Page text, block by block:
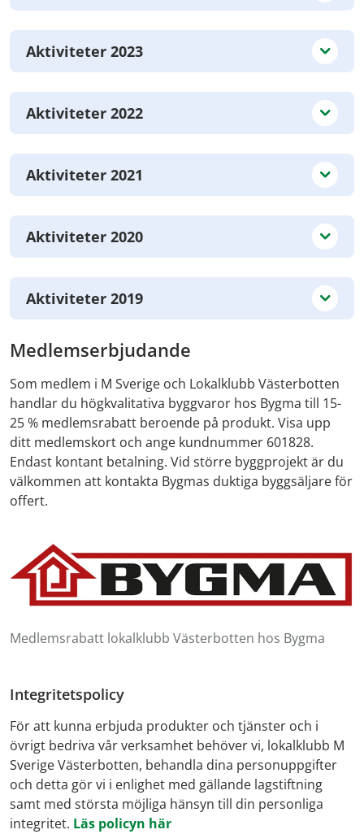
Aktiviteter 2023
Aktiviteter 2022
Aktiviteter 2021
Aktiviteter 2020
Aktiviteter 2019
Medlemserbjudande
Som medlem i M Sverige och Lokalklubb Västerbotten
handlar du högkvalitativa byggvaror hos Bygma till 15-
25 % medlemsrabatt beroende på produkt. Visa upp
ditt medlemskort och ange kundnummer 601828.
Endast kontant betalning. Vid större byggprojekt är du
välkommen att kontakta Bygmas duktiga byggsäljare för
offert.
Medlemsrabatt lokalklubb Västerbotten hos Bygma
Integritetspolicy
För att kunna erbjuda produkter och tjänster och i
övrigt bedriva vår verksamhet behöver vi, lokalklubb M
Sverige Västerbotten, behandla dina personuppgifter
och detta gör vi i enlighet med gällande lagstiftning
samt med största möjliga hänsyn till din personliga
integritet. Läs policyn här